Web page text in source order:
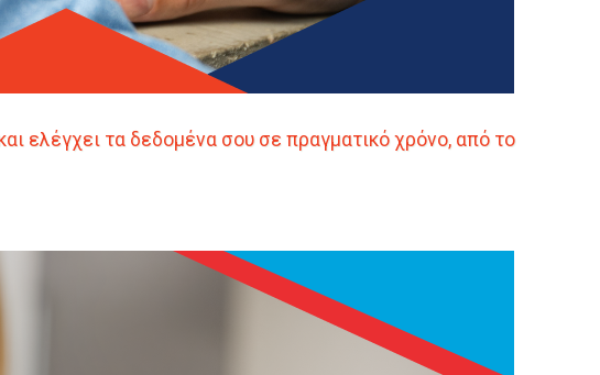
ελέγχει τα δεδομένα σου σε πραγματικό χρόνο, από το